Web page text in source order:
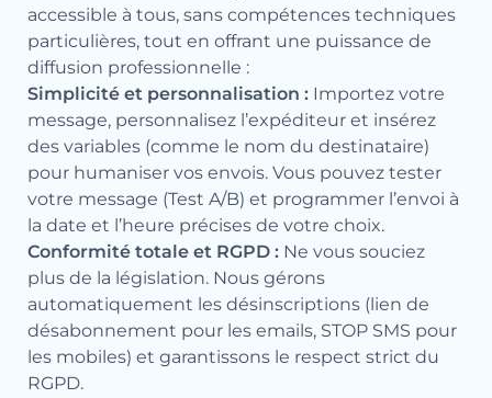
accessible à tous, sans compétences techniques
particulières, tout en offrant une puissance de
diffusion professionnelle :
Simplicité et personnalisation : Importez votre
message, personnalisez l’expéditeur et insérez
des variables (comme le nom du destinataire)
pour humaniser vos envois. Vous pouvez tester
votre message (Test A/B) et programmer l’envoi à
la date et l’heure précises de votre choix.
Conformité totale et RGPD : Ne vous souciez
plus de la législation. Nous gérons
automatiquement les désinscriptions (lien de
désabonnement pour les emails, STOP SMS pour
les mobiles) et garantissons le respect strict du
RGPD.